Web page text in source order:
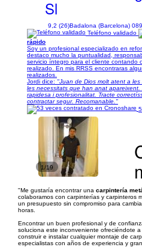
Sl
9,2 (26)Badalona (Barcelona)
Teléfono validado
rápido
Soy un profesional especializado en
destaco mucho la puntualidad,
servicio íntegro para el cliente contando
realizado. En mis RRSS encontraras
realizados.
Jordi dice: "Juan de Dios molt atent a
les necessitats que han anat
rapidesa i profesionalitat. Tracte
contractar segur. Recomanable."
1/19
"Me gustaría encontrar una carpintería
colaboramos con carpinterías y carpinteros
un presupuesto sin compromiso para
horas.
Encontrar un buen profesional y de
soluciona este inconveniente ofreciéndote
construir e instalar cualquier montaje de
especialistas con años de experiencia y